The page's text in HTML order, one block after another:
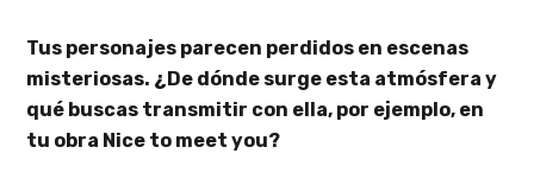
Tus personajes parecen perdidos en escenas
misteriosas. ¿De dónde surge esta atmósfera y
qué buscas transmitir con ella, por ejemplo, en
tu obra Nice to meet you?